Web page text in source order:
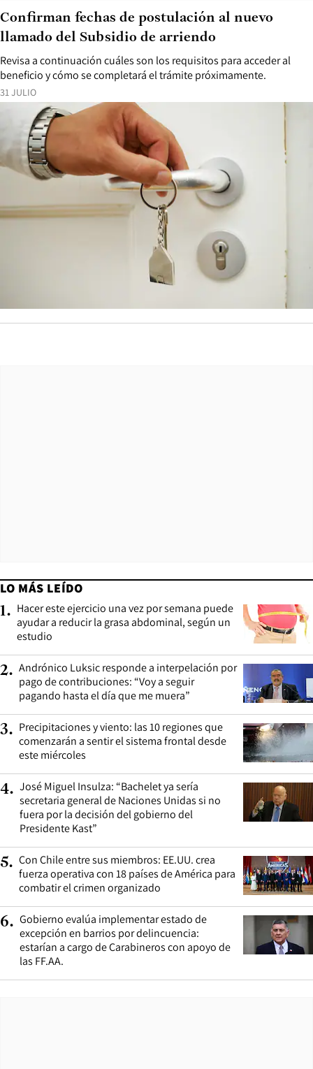
31 JULIO
Revisa a continuación cuáles son los requisitos para acceder al
beneficio y cómo se completará el trámite próximamente.
Confirman fechas de postulación al nuevo
llamado del Subsidio de arriendo
LO MÁS LEÍDO
1. Hacer este ejercicio una vez por semana puede
ayudar a reducir la grasa abdominal, según un
estudio
2. Andrónico Luksic responde a interpelación por
pago de contribuciones: “Voy a seguir
pagando hasta el día que me muera”
3. Precipitaciones y viento: las 10 regiones que
comenzarán a sentir el sistema frontal desde
este miércoles
4. José Miguel Insulza: “Bachelet ya sería
secretaria general de Naciones Unidas si no
fuera por la decisión del gobierno del
Presidente Kast”
5. Con Chile entre sus miembros: EE.UU. crea
fuerza operativa con 18 países de América para
combatir el crimen organizado
6. Gobierno evalúa implementar estado de
excepción en barrios por delincuencia:
estarían a cargo de Carabineros con apoyo de
las FF.AA.